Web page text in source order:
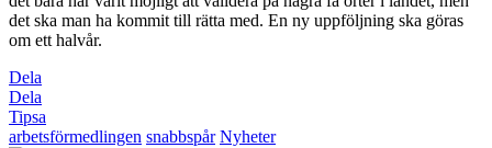
det ska man ha kommit till rätta med. En ny uppföljning ska göras
om ett halvår.
Dela
Dela
Tipsa
arbetsförmedlingen snabbspår Nyheter